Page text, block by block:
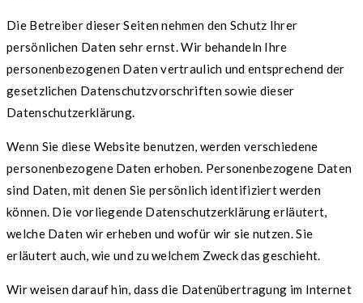
Die Betreiber dieser Seiten nehmen den Schutz Ihrer
persönlichen Daten sehr ernst. Wir behandeln Ihre
personenbezogenen Daten vertraulich und entsprechend der
gesetzlichen Datenschutzvorschriften sowie dieser
Datenschutzerklärung.
Wenn Sie diese Website benutzen, werden verschiedene
personenbezogene Daten erhoben. Personenbezogene Daten
sind Daten, mit denen Sie persönlich identifiziert werden
können. Die vorliegende Datenschutzerklärung erläutert,
welche Daten wir erheben und wofür wir sie nutzen. Sie
erläutert auch, wie und zu welchem Zweck das geschieht.
Wir weisen darauf hin, dass die Datenübertragung im Internet